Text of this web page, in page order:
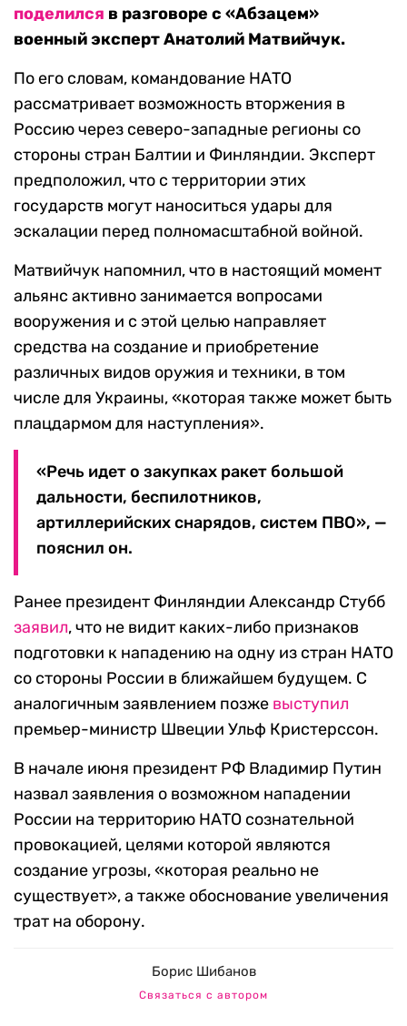
поделился в разговоре с «Абзацем»
военный эксперт Анатолий Матвийчук.
По его словам, командование НАТО
рассматривает возможность вторжения в
Россию через северо-западные регионы со
стороны стран Балтии и Финляндии. Эксперт
предположил, что с территории этих
государств могут наноситься удары для
эскалации перед полномасштабной войной.
Матвийчук напомнил, что в настоящий момент
альянс активно занимается вопросами
вооружения и с этой целью направляет
средства на создание и приобретение
различных видов оружия и техники, в том
числе для Украины, «которая также может быть
плацдармом для наступления».
«Речь идет о закупках ракет большой
дальности, беспилотников,
артиллерийских снарядов, систем ПВО», —
пояснил он.
Ранее президент Финляндии Александр Стубб
заявил, что не видит каких-либо признаков
подготовки к нападению на одну из стран НАТО
со стороны России в ближайшем будущем. С
аналогичным заявлением позже выступил
премьер-министр Швеции Ульф Кристерссон.
В начале июня президент РФ Владимир Путин
назвал заявления о возможном нападении
России на территорию НАТО сознательной
провокацией, целями которой являются
создание угрозы, «которая реально не
существует», а также обоснование увеличения
трат на оборону.
Борис Шибанов
Связаться с автором